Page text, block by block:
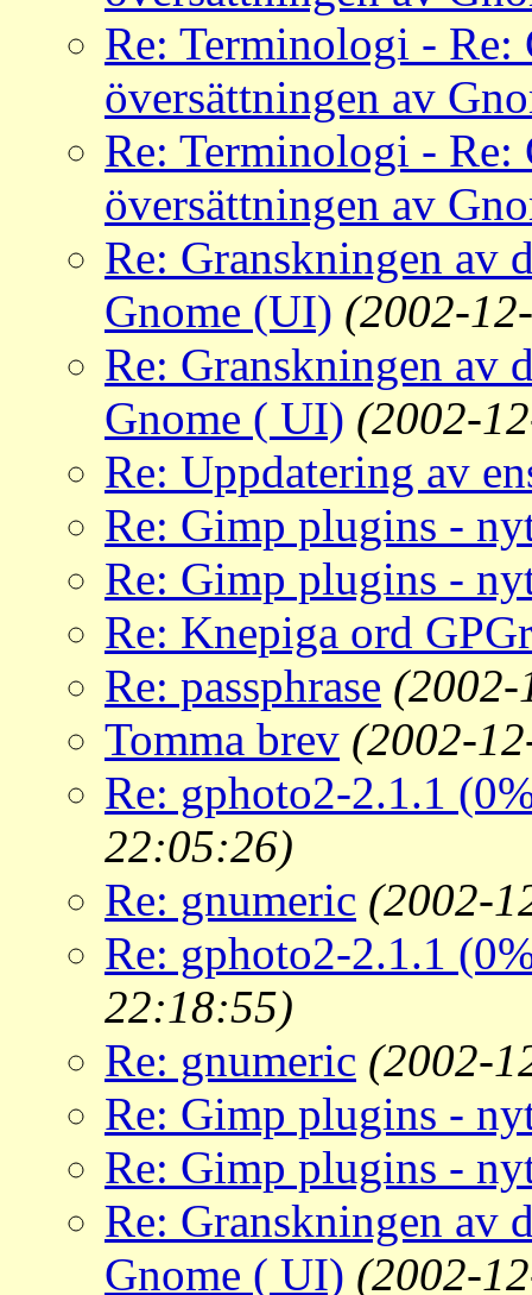
Re: Terminologi - Re:
översättningen av
Re: Terminologi - Re:
översättningen av
Re: Granskningen av
Gnome (UI) (2002-
Re: Granskningen av
Gnome ( UI) (2002-
Re: Uppdatering av
Re: Gimp plugins -
Re: Gimp plugins -
Re: Knepiga ord
Re: passphrase
Tomma brev (2002-
Re: gphoto2-2.1.1
22:05:26)
Re: gnumeric (2002-
Re: gphoto2-2.1.1
22:18:55)
Re: gnumeric (2002-
Re: Gimp plugins -
Re: Gimp plugins -
Re: Granskningen av
Gnome ( UI) (2002-